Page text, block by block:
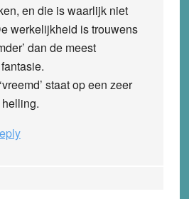
en die is waarlijk niet
werkelijkheid is trouwens
dan de meest
staat op een zeer